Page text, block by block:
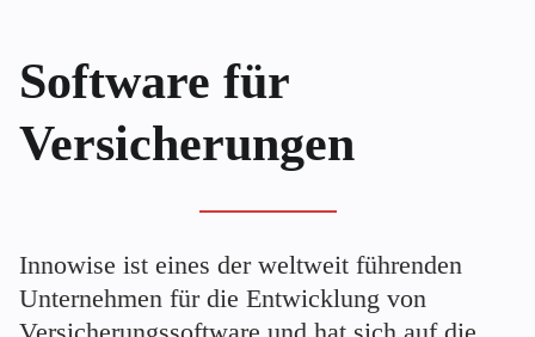
Software für
Versicherungen
Innowise ist eines der weltweit führenden
Unternehmen für die Entwicklung von